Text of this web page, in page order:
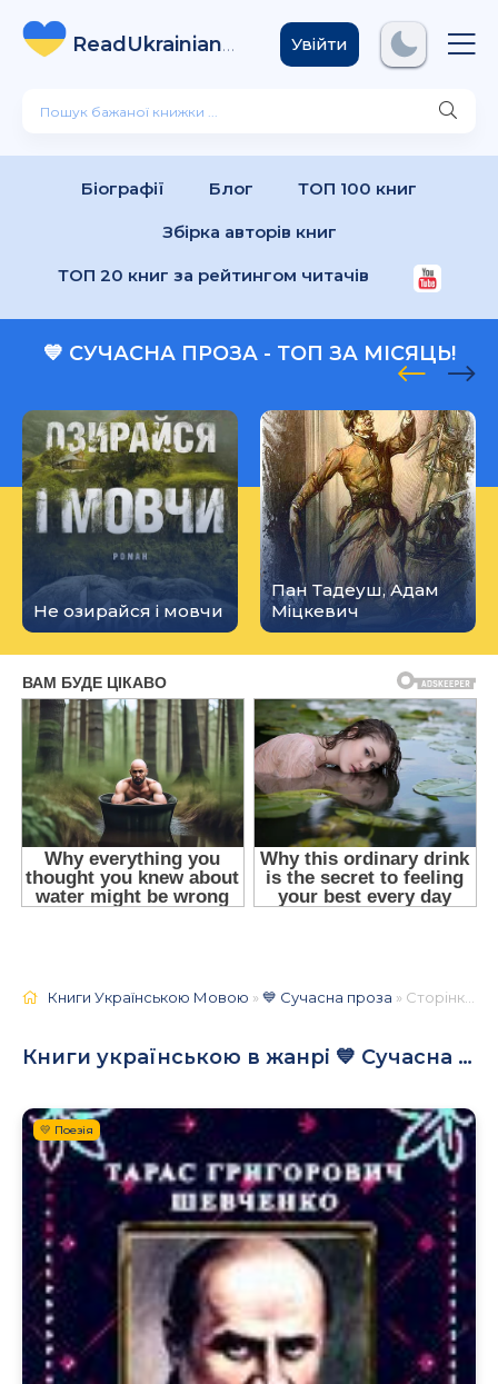
ReadUkrainian
Books .com
Увійти
Біографії Блог ТОП 100 книг
Збірка авторів книг
ТОП 20 книг за рейтингом читачів
💙 СУЧАСНА ПРОЗА - ТОП ЗА МІСЯЦЬ!
Не озирайся і мовчи
Пан Тадеуш, Адам
Міцкевич
Книги Українською Мовою »💙 Сучасна проза » Сторінка 5
Книги українською в жанрі 💙 Сучасна проза
💛 Поезія